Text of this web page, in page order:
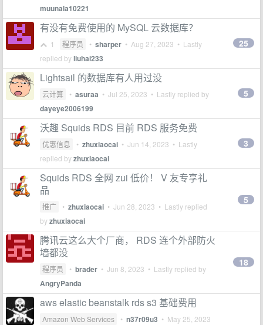
muunala10221
有没有免费使用的 MySQL 云数据库？
1 程序员 • sharper • Aug 27, 2023 • Lastly
replied byliuhai233
25
Lightsail 的数据库有人用过没
云计算 • asuraa • Jul 25, 2023 • Lastly replied by
dayeye2006199
5
沃趣 Squids RDS 目前 RDS 服务免费
优惠信息 • zhuxiaocai • Jun 14, 2023 • Lastly
replied byzhuxiaocai
3
Squids RDS 全网 zui 低价！ V 友专享礼
品
推广 • zhuxiaocai • Jun 28, 2023 • Lastly replied
byzhuxiaocai
5
腾讯云这么大个厂商， RDS 连个外部防火
墙都没
程序员 • brader • Jun 8, 2023 • Lastly replied by
AngryPanda
18
aws elastic beanstalk rds s3 基础费用
Amazon Web Services • n37r09u3 • May 25, 2023